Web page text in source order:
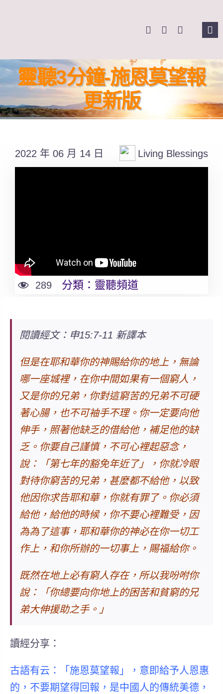
靈聽3分鐘-施恩莫望報
更新版
2022 年 06 月 14 日 Living Blessings
289 分類： 靈聽頻道
閱讀經文：申15:7-11 新譯本
但是在耶和華你的神賜給你的地上，無論
哪一座城裡，在你中間如果有一個窮人，
又是你的兄弟， 你對這窮苦的兄弟不可硬
著心腸，也不可袖手不理。你一定要向他
伸手，照著他缺乏的借給他，補足他的缺
乏。你要自己謹慎，不可心裡起惡念，
說：「第七年的豁免年近了」，你就冷眼
對待你窮苦的兄弟，甚麼都不給他，以致
他因你求告耶和華，你就有罪了。 你必須
給他，給他的時候，你不要心裡難受，因
為為了這事，耶和華你的神必在你一切工
作上，和你所辦的一切事上，賜福給你。
既然在地上必有窮人存在，所以我吩咐你
說：「你總要向你地上的困苦和貧窮的兄
弟大伸援助之手。 」
讀經分享：
古語有云：「施恩莫望報」，意即給予人恩惠
的，不要期望得回報，是中國人的傳統美德，